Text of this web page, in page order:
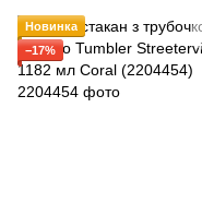
Новинка
−17%